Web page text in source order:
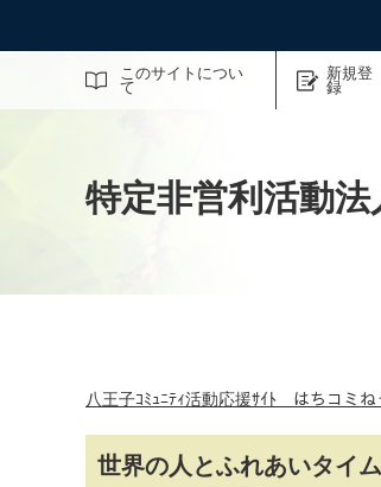
このサイトについ
て
新規登
録
サイト内検索
特定非営利活動
八王子ｺﾐｭﾆﾃｨ活動応援ｻｲﾄ はちコミね
世界の人とふれあいタイム